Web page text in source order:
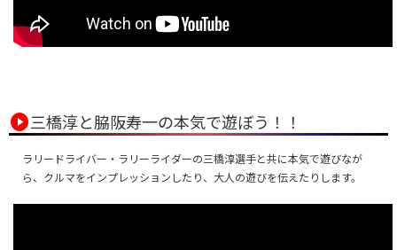
play_circle三橋淳と脇阪寿一の本気で遊ぼう！！
ラリードライバー・ラリーライダーの三橋淳選手と共に本気で遊びなが
ら、クルマをインプレッションしたり、大人の遊びを伝えたりします。